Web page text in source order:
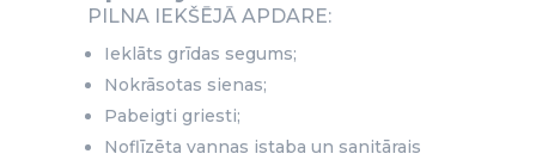
PILNA IEKŠĒJĀ APDARE:
Ieklāts grīdas segums;
Nokrāsotas sienas;
Pabeigti griesti;
Noflīzēta vannas istaba un sanitārais